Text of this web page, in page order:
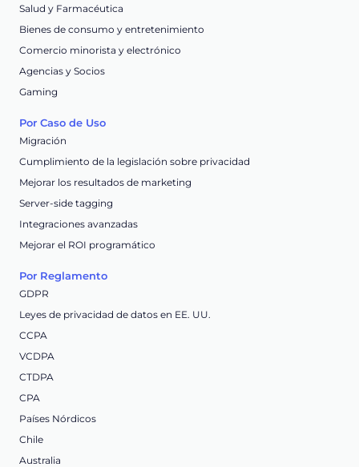
Salud y Farmacéutica
Bienes de consumo y entretenimiento
Comercio minorista y electrónico
Agencias y Socios
Gaming
Por Caso de Uso
Migración
Cumplimiento de la legislación sobre privacidad
Mejorar los resultados de marketing
Server-side tagging
Integraciones avanzadas
Mejorar el ROI programático
Por Reglamento
GDPR
Leyes de privacidad de datos en EE. UU.
CCPA
VCDPA
CTDPA
CPA
Países Nórdicos
Chile
Australia